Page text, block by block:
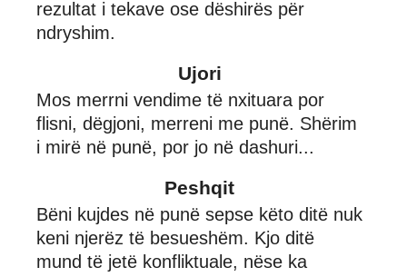
rezultat i tekave ose dëshirës për
ndryshim.
Ujori
Mos merrni vendime të nxituara por
flisni, dëgjoni, merreni me punë. Shërim
i mirë në punë, por jo në dashuri...
Peshqit
Bëni kujdes në punë sepse këto ditë nuk
keni njerëz të besueshëm. Kjo ditë
mund të jetë konfliktuale, nëse ka